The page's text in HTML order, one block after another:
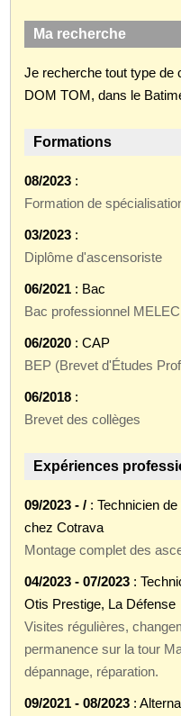
Ma recherche
Je recherche tout type de
DOM TOM, dans le
Formations
08/2023 :
Formation de
03/2023 :
Diplôme d'ascensoriste
06/2021 : Bac
Bac professionnel MELEC
06/2020 : CAP
BEP (Brevet d'Études
06/2018 :
Brevet des collèges
Expériences
09/2023 - / : Technicien
chez Cotrava
Montage complet des
04/2023 - 07/2023 :
Otis Prestige, La Défense
Visites régulières,
permanence sur la tour
dépannage, réparation.
09/2021 - 08/2023 :